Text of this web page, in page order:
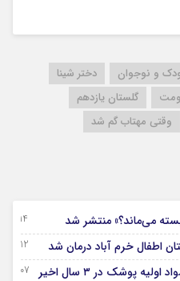
و نوجوان
دختر شینا
گلستان یازدهم
وقتی مهتاب گم شد
می‌ماند؟» منتشر شد 14 سپتامبر 2024
اطفال خرم آباد درمان شد 12 آگوست 2024
پوشک در ۳ سال اخیر 07 آگوست 2024